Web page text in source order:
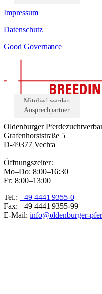
Impressum
Datenschutz
Good Governance
Mitglied werden
Ansprechpartner
Oldenburger
Grafenhorststraße 5
D-49377 Vechta
Öffnungszeiten:
Mo–Do: 8:00–16:30
Fr: 8:00–13:00
Tel.: +49 4441 9355-0
Fax: +49 4441 9355-99
E-Mail: info@oldenburger-